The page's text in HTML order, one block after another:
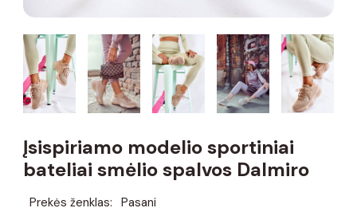
Įsispiriamo modelio sportiniai
bateliai smėlio spalvos Dalmiro
Prekės ženklas: Pasani